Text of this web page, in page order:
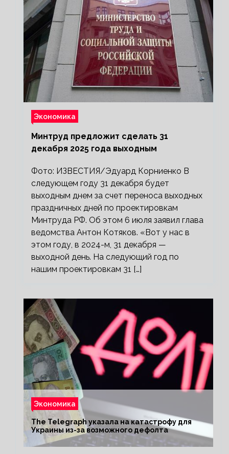
Экономика
Минтруд предложит сделать 31
декабря 2025 года выходным
Фото: ИЗВЕСТИЯ/Эдуард Корниенко В
следующем году 31 декабря будет
выходным днем за счет переноса выходных
праздничных дней по проектировкам
Минтруда РФ. Об этом 6 июля заявил глава
ведомства Антон Котяков. «Вот у нас в
этом году, в 2024-м, 31 декабря —
выходной день. На следующий год по
нашим проектировкам 31 […]
Экономика
The Telegraph указала на катастрофу для
Украины из-за возможного дефолта